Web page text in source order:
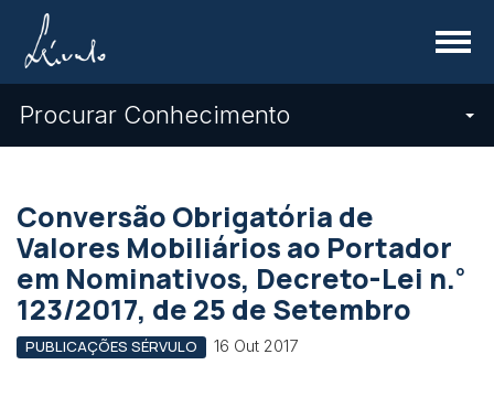
Menu
Procurar Conhecimento
Conversão Obrigatória de
Valores Mobiliários ao Portador
em Nominativos, Decreto-Lei n.º
123/2017, de 25 de Setembro
PUBLICAÇÕES SÉRVULO 16 Out 2017